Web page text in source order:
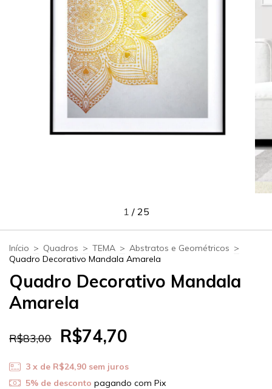
1 / 25
Início > Quadros > TEMA > Abstratos e Geométricos >
Quadro Decorativo Mandala Amarela
Quadro Decorativo Mandala
Amarela
R$83,00 R$74,70
3 x de R$24,90 sem juros
5% de desconto pagando com Pix